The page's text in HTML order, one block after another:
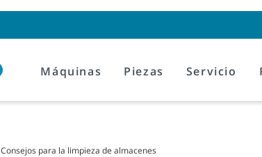
Máquinas Piezas Servicio
Consejos para la limpieza de almacenes